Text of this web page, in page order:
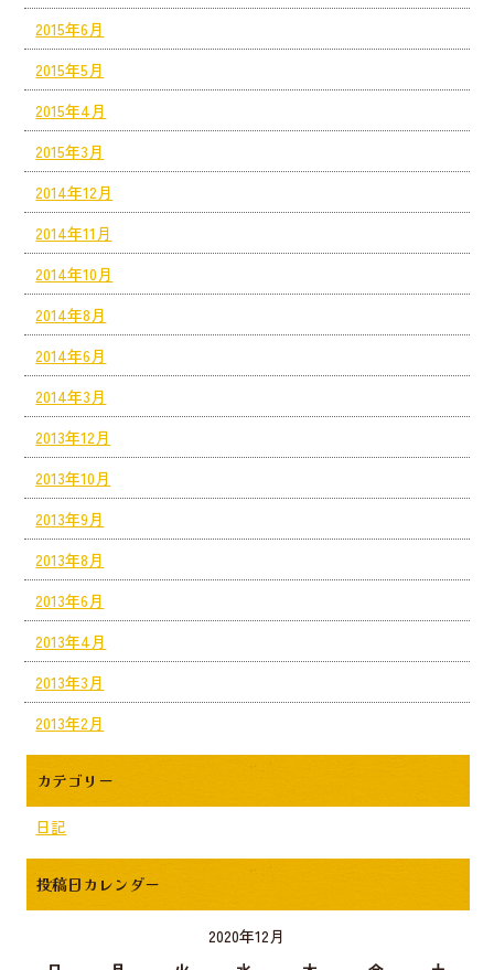
2015年6月
2015年5月
2015年4月
2015年3月
2014年12月
2014年11月
2014年10月
2014年8月
2014年6月
2014年3月
2013年12月
2013年10月
2013年9月
2013年8月
2013年6月
2013年4月
2013年3月
2013年2月
カテゴリー
日記
投稿日カレンダー
2020年12月